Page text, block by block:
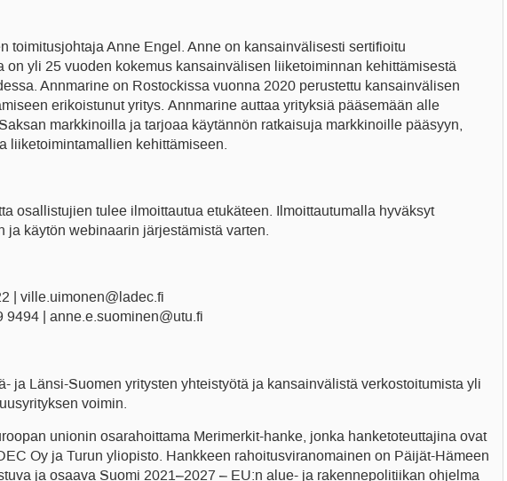
toimitusjohtaja Anne Engel. Anne on kansainvälisesti sertifioitu
on yli 25 vuoden kokemus kansainvälisen liiketoiminnan kehittämisestä
Annmarine on Rostockissa vuonna 2020 perustettu kansainvälisen
erikoistunut yritys. Annmarine auttaa yrityksiä pääsemään alle
markkinoilla ja tarjoaa käytännön ratkaisuja markkinoille pääsyyn,
liiketoimintamallien kehittämiseen.
osallistujien tulee ilmoittautua etukäteen. Ilmoittautumalla hyväksyt
ja käytön webinaarin järjestämistä varten.
| ville.uimonen@ladec.fi
| anne.e.suominen@utu.fi
ja Länsi-Suomen yritysten yhteistyötä ja kansainvälistä verkostoitumista yli
voimin.
unionin osarahoittama Merimerkit-hanke, jonka hanketoteuttajina ovat
Oy ja Turun yliopisto. Hankkeen rahoitusviranomainen on Päijät-Hämeen
ja osaava Suomi 2021–2027 – EU:n alue- ja rakennepolitiikan ohjelma